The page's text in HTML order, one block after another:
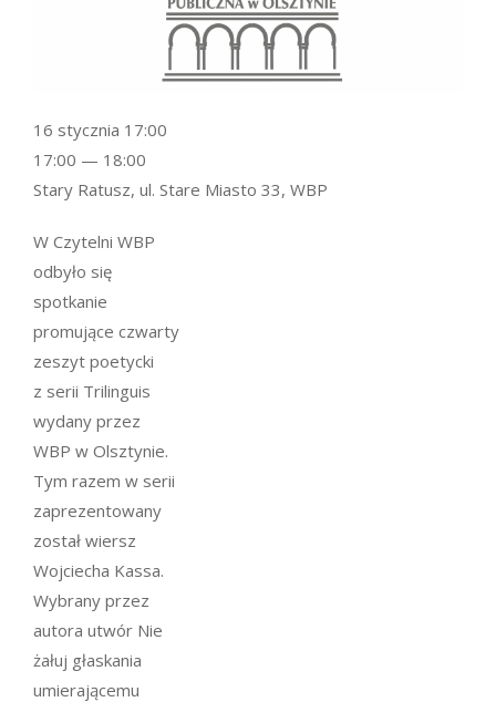
W Czytelni WBP
odbyło się
spotkanie
promujące czwarty
zeszyt poetycki
z serii Trilinguis
wydany przez
WBP w Olsztynie.
Tym razem w serii
zaprezentowany
został wiersz
Wojciecha Kassa.
Wybrany przez
autora utwór Nie
żałuj głaskania
umierającemu
16 stycznia 17:00
17:00 — 18:00
Stary Ratusz, ul. Stare Miasto 33, WBP